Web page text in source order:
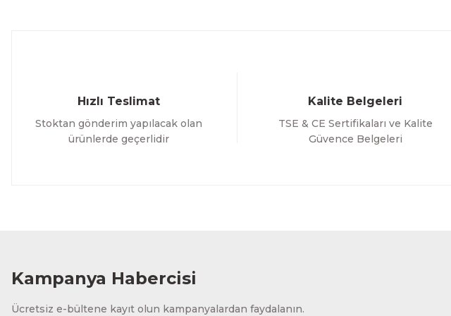
Hızlı Teslimat
Stoktan gönderim yapılacak olan
ürünlerde geçerlidir
Kalite Belgeleri
TSE & CE Sertifikaları ve Kalite
Güvence Belgeleri
Kampanya Habercisi
Ücretsiz e-bültene kayıt olun kampanyalardan faydalanın.